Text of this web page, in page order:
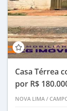
Casa Térrea
por R$
NOVA LIMA /